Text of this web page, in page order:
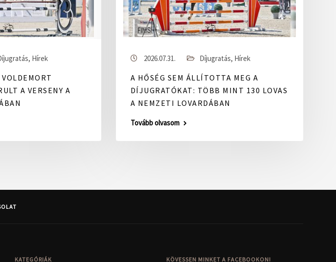
, Hírek
A VERSENY A
2026.07.31. Díjugratás, Hírek
A HŐSÉG SEM ÁLLÍTOTTA MEG A
DÍJUGRATÓKAT: TÖBB MINT 130 LOVAS
A NEMZETI LOVARDÁBAN
Tovább olvasom
KATEGÓRIÁK KÖVESSEN MINKET A FACEBOOKON!